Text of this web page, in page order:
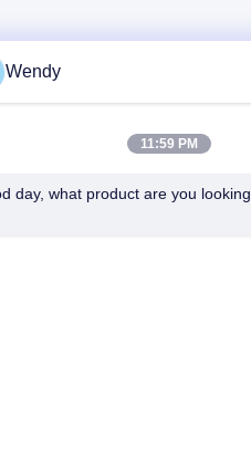
ACHTER
Wendy
11:59 PM
day, what product are you looking